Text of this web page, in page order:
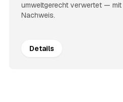
umweltgerecht verwertet — mit
Nachweis.
Details